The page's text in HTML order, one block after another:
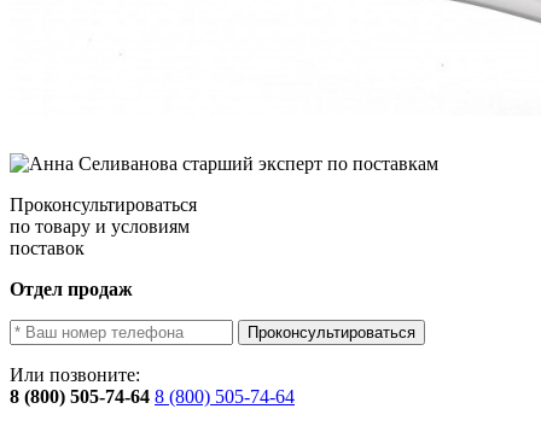
Проконсультироваться
по товару и условиям
поставок
Отдел продаж
Проконсультироваться
Или позвоните:
8 (800) 505-74-64 8 (800) 505-74-64